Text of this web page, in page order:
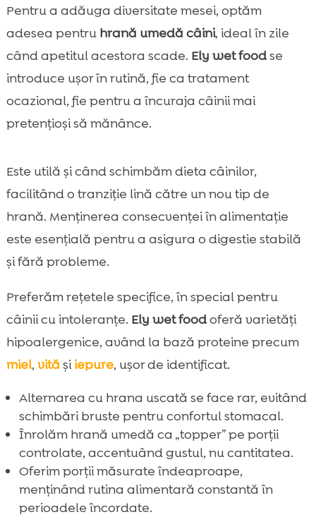
Pentru a adăuga diversitate mesei, optăm
adesea pentru hrană umedă câini, ideal în zile
când apetitul acestora scade. Ely wet foodse
introduce ușor în rutină, fie ca tratament
ocazional, fie pentru a încuraja câinii mai
pretențioși să mănânce.
Este utilă și când schimbăm dieta câinilor,
facilitând o tranziție lină către un nou tip de
hrană. Menținerea consecvenței în alimentație
este esențială pentru a asigura o digestie stabilă
și fără probleme.
Preferăm rețetele specifice, în special pentru
câinii cu intoleranțe. Ely wet foodoferă varietăți
hipoalergenice, având la bază proteine precum
miel, vită șiiepure, ușor de identificat.
Alternarea cu hrana uscată se face rar, evitând
schimbări bruste pentru confortul stomacal.
Înrolăm hrană umedă ca „topper” pe porții
controlate, accentuând gustul, nu cantitatea.
Oferim porții măsurate îndeaproape,
menținând rutina alimentară constantă în
perioadele încordate.